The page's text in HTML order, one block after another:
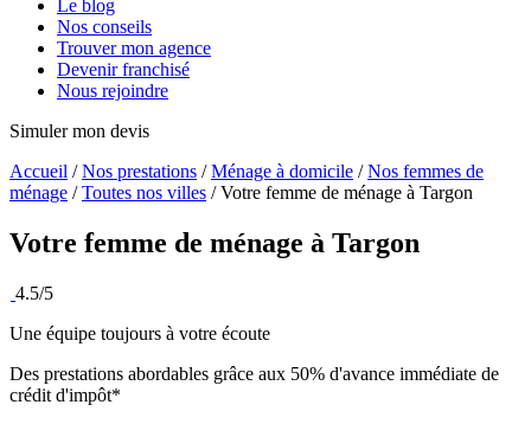
Le blog
Nos conseils
Trouver mon agence
Devenir franchisé
Nous rejoindre
Simuler mon devis
Accueil /Nos prestations /Ménage à domicile /Nos femmes de
ménage /Toutes nos villes /Votre femme de ménage à Targon
Votre femme de ménage à Targon
4.5/5
Une équipe toujours à votre écoute
Des prestations abordables grâce aux 50% d'avance immédiate de
crédit d'impôt*